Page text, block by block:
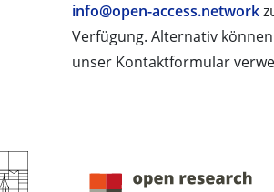
info@open-access.network
Verfügung. Alternativ
unser Kontaktformular